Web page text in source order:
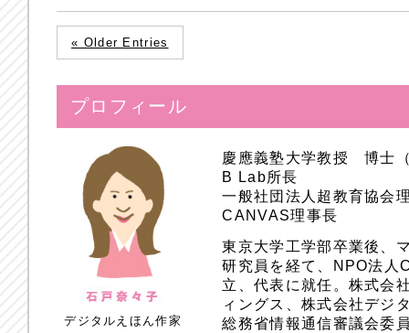
« Older Entries
プロフィール
デジタルえほん作家
慶應義塾大学教授 博士
B Lab所長
一般社団法人超教育協会
CANVAS理事長
東京大学工学部卒業後、
研究員を経て、NPO法人
立、代表に就任。株式会
ィングス、株式会社デジ
総務省情報通信審議会委